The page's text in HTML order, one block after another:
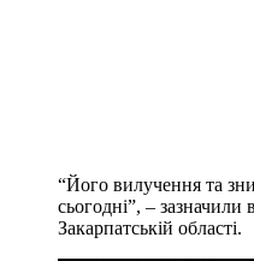
“Його вилучення та
сьогодні”, –
Закарпатській області.